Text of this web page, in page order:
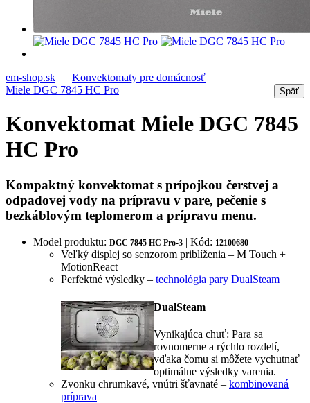
em-shop.sk
Konvektomaty pre domácnosť
Miele DGC 7845 HC Pro
Konvektomat Miele DGC 7845
HC Pro
Kompaktný konvektomat s prípojkou čerstvej a
odpadovej vody na prípravu v pare, pečenie s
bezkáblovým teplomerom a prípravu menu.
Model produktu: DGC 7845 HC Pro-3 | Kód: 12100680
Veľký displej so senzorom priblíženia – M Touch +
MotionReact
Perfektné výsledky – technológia pary DualSteam
DualSteam
Vynikajúca chuť: Para sa
rovnomerne a rýchlo rozdelí,
vďaka čomu si môžete vychutnať
optimálne výsledky varenia.
Zvonku chrumkavé, vnútri šťavnaté – kombinovaná
príprava